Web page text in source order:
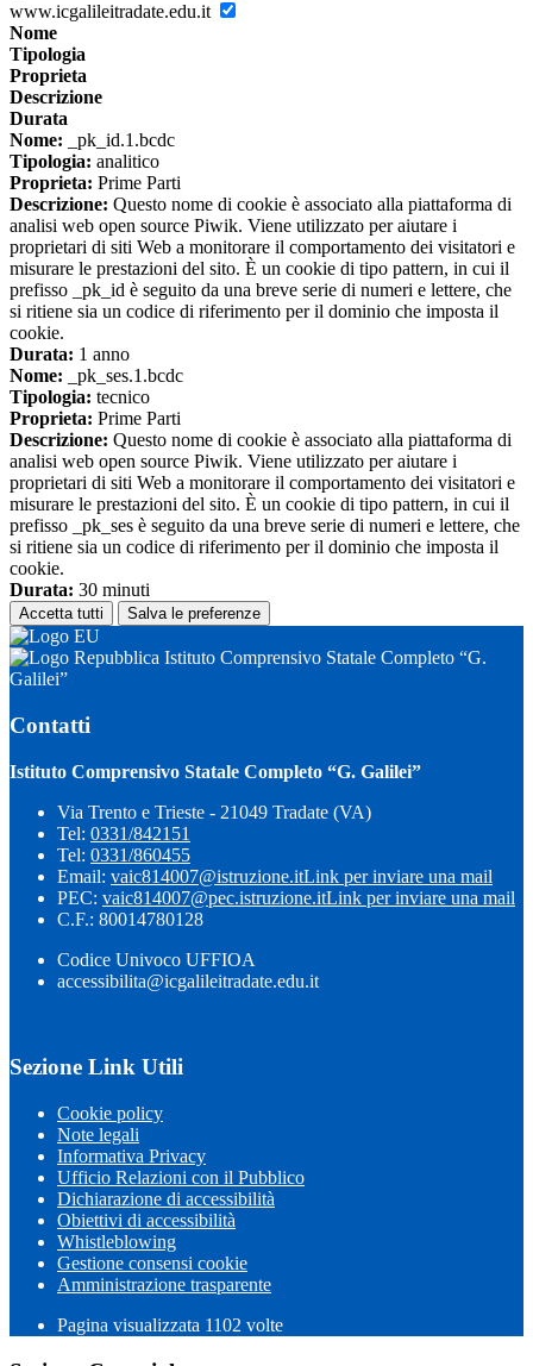
www.icgalileitradate.edu.it
Nome
Tipologia
Proprieta
Descrizione
Durata
Nome: _pk_id.1.bcdc
Tipologia: analitico
Proprieta: Prime Parti
Descrizione: Questo nome di cookie è associato alla piattaforma di
analisi web open source Piwik. Viene utilizzato per aiutare i
proprietari di siti Web a monitorare il comportamento dei visitatori e
misurare le prestazioni del sito. È un cookie di tipo pattern, in cui il
prefisso _pk_id è seguito da una breve serie di numeri e lettere, che
si ritiene sia un codice di riferimento per il dominio che imposta il
cookie.
Durata: 1 anno
Nome: _pk_ses.1.bcdc
Tipologia: tecnico
Proprieta: Prime Parti
Descrizione: Questo nome di cookie è associato alla piattaforma di
analisi web open source Piwik. Viene utilizzato per aiutare i
proprietari di siti Web a monitorare il comportamento dei visitatori e
misurare le prestazioni del sito. È un cookie di tipo pattern, in cui il
prefisso _pk_ses è seguito da una breve serie di numeri e lettere, che
si ritiene sia un codice di riferimento per il dominio che imposta il
cookie.
Durata: 30 minuti
Accetta tutti Salva le preferenze
Istituto Comprensivo Statale Completo “G.
Galilei”
Contatti
Istituto Comprensivo Statale Completo “G. Galilei”
Via Trento e Trieste - 21049 Tradate (VA)
Tel: 0331/842151
Tel: 0331/860455
Email: vaic814007@istruzione.itLink per inviare una mail
PEC: vaic814007@pec.istruzione.itLink per inviare una mail
C.F.: 80014780128
Codice Univoco UFFIOA
accessibilita@icgalileitradate.edu.it
Sezione Link Utili
Cookie policy
Note legali
Informativa Privacy
Ufficio Relazioni con il Pubblico
Dichiarazione di accessibilità
Obiettivi di accessibilità
Whistleblowing
Gestione consensi cookie
Amministrazione trasparente
Pagina visualizzata 1102 volte